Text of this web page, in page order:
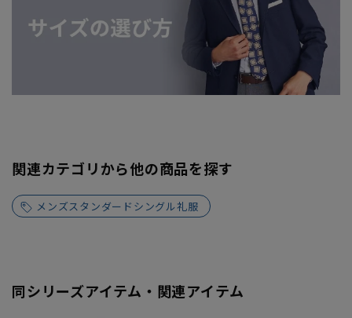
関連カテゴリから他の商品を探す
メンズスタンダードシングル礼服
同シリーズアイテム・関連アイテム